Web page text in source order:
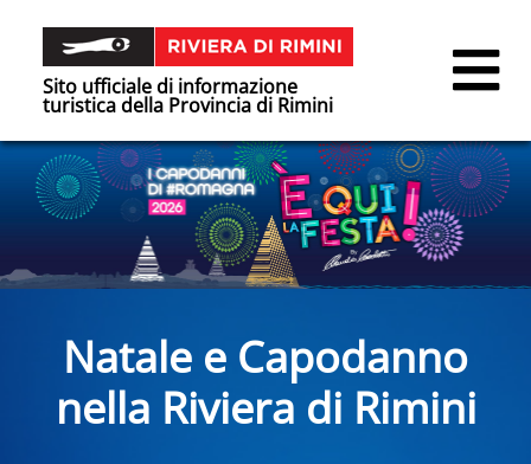
Sito ufficiale di informazione
turistica della Provincia di Rimini
Natale e Capodanno
nella Riviera di Rimini